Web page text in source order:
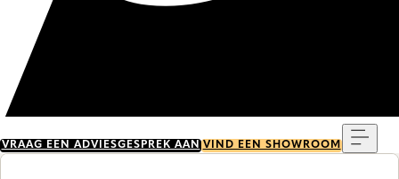
VRAAG EEN ADVIESGESPREK AAN VIND EEN SHOWROOM